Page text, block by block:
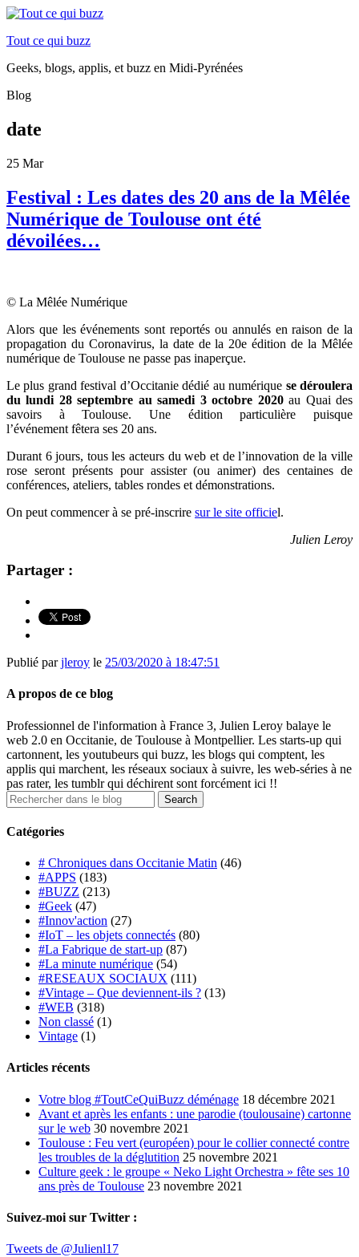
Tout ce qui buzz
Geeks, blogs, applis, et buzz en Midi-Pyrénées
Blog
date
25 Mar
Festival : Les dates des 20 ans de la Mêlée
Numérique de Toulouse ont été
dévoilées…
© La Mêlée Numérique
Alors que les événements sont reportés ou annulés en raison de la
propagation du Coronavirus, la date de la 20e édition de la Mêlée
numérique de Toulouse ne passe pas inaperçue.
Le plus grand festival d’Occitaniedédié au numérique se déroulera
du lundi 28 septembre au samedi 3 octobre 2020au Quai des
savoirs à Toulouse. Une édition particulière puisque
l’événement fêtera ses 20 ans.
Durant 6 jours, tous les acteurs du web et de l’innovation de la ville
rose seront présents pour assister (ou animer) descentaines de
conférences, ateliers, tables rondes et démonstrations.
On peut commencer à se pré-inscrire sur le site officiel.
Julien Leroy
Partager :
Publié parjleroy le 25/03/2020 à 18:47:51
A propos de ce blog
Professionnel de l'information à France 3, Julien Leroy balaye le
web 2.0 en Occitanie, de Toulouse à Montpellier. Les starts-up qui
cartonnent, les youtubeurs qui buzz, les blogs qui comptent, les
applis qui marchent, les réseaux sociaux à suivre, les web-séries à ne
pas rater, les tumblr qui déchirent sont forcément ici !!
Catégories
# Chroniques dans Occitanie Matin (46)
#APPS (183)
#BUZZ (213)
#Geek (47)
#Innov'action (27)
#IoT – les objets connectés (80)
#La Fabrique de start-up (87)
#La minute numérique (54)
#RESEAUX SOCIAUX (111)
#Vintage – Que deviennent-ils ? (13)
#WEB (318)
Non classé (1)
Vintage (1)
Articles récents
Votre blog #ToutCeQuiBuzz déménage 18 décembre 2021
Avant et après les enfants : une parodie (toulousaine) cartonne
sur le web 30 novembre 2021
Toulouse : Feu vert (européen) pour le collier connecté contre
les troubles de la déglutition 25 novembre 2021
Culture geek : le groupe « Neko Light Orchestra » fête ses 10
ans près de Toulouse 23 novembre 2021
Suivez-moi sur Twitter :
Tweets de @Julienl17